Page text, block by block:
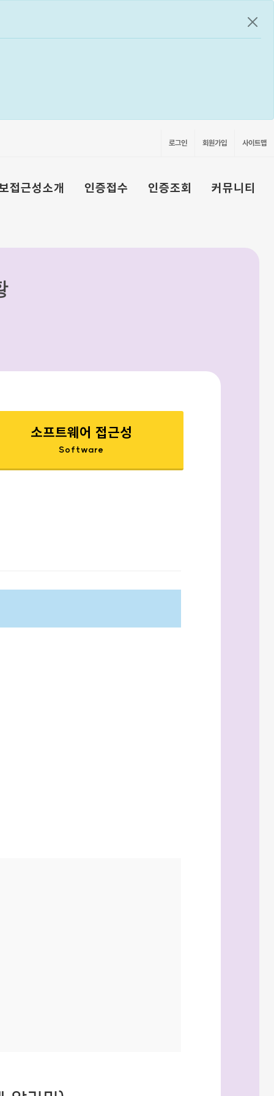
공지
로그인 회원가입 사이트맵
접근성소개 인증접수 인증조회 커뮤니티
소프트웨어 접근성
Software